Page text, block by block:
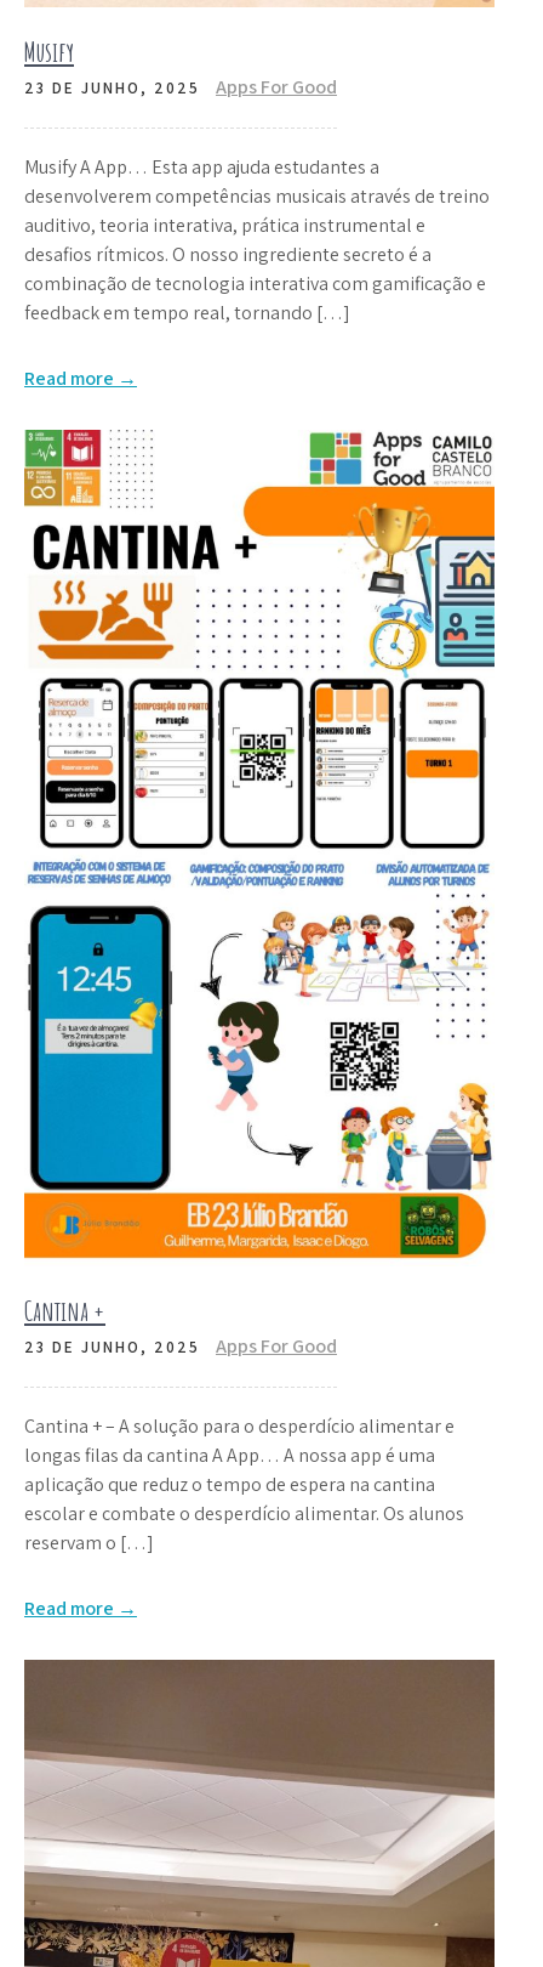
Musify
23 DE JUNHO, 2025 Apps For Good
Musify A App… Esta app ajuda estudantes a
desenvolverem competências musicais através de treino
auditivo, teoria interativa, prática instrumental e
desafios rítmicos. O nosso ingrediente secreto é a
combinação de tecnologia interativa com gamificação e
feedback em tempo real, tornando […]
Read more →
Cantina +
23 DE JUNHO, 2025 Apps For Good
Cantina + – A solução para o desperdício alimentar e
longas filas da cantina A App… A nossa app é uma
aplicação que reduz o tempo de espera na cantina
escolar e combate o desperdício alimentar. Os alunos
reservam o […]
Read more →